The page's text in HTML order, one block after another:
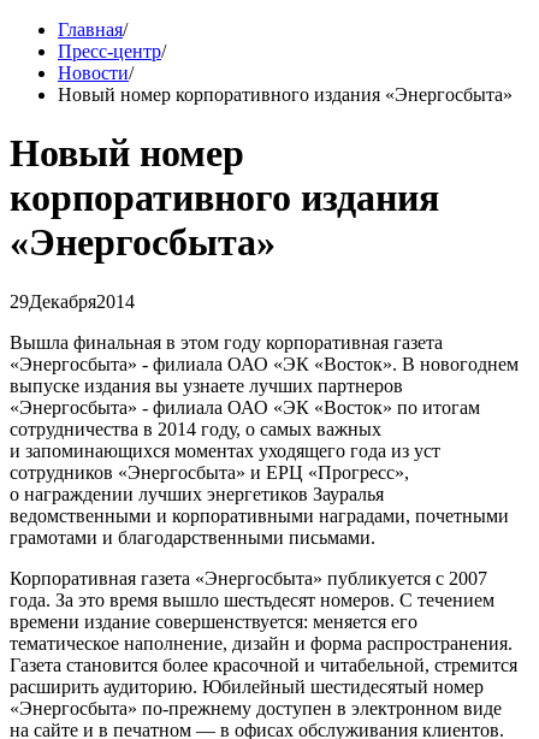
Главная/
Пресс-центр/
Новости/
Новый номер корпоративного издания «Энергосбыта»
Новый номер
корпоративного издания
«Энергосбыта»
29Декабря2014
Вышла финальная в этом году корпоративная газета
«Энергосбыта» - филиала ОАО «ЭК «Восток». В новогоднем
выпуске издания вы узнаете лучших партнеров
«Энергосбыта» - филиала ОАО «ЭК «Восток» по итогам
сотрудничества в 2014 году, о самых важных
и запоминающихся моментах уходящего года из уст
сотрудников «Энергосбыта» и ЕРЦ «Прогресс»,
о награждении лучших энергетиков Зауралья
ведомственными и корпоративными наградами, почетными
грамотами и благодарственными письмами.
Корпоративная газета «Энергосбыта» публикуется с 2007
года. За это время вышло шестьдесят номеров. С течением
времени издание совершенствуется: меняется его
тематическое наполнение, дизайн и форма распространения.
Газета становится более красочной и читабельной, стремится
расширить аудиторию. Юбилейный шестидесятый номер
«Энергосбыта» по-прежнему доступен в электронном виде
на сайте и в печатном — в офисах обслуживания клиентов.